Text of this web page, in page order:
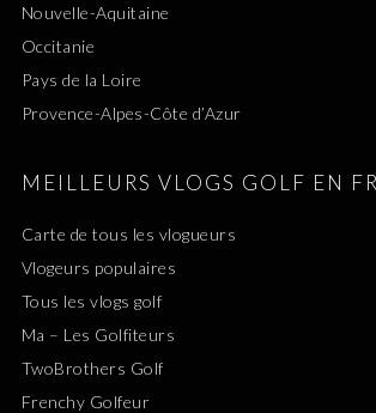
Nouvelle-Aquitaine
Occitanie
Pays de la Loire
Provence-Alpes-Côte d’Azur
MEILLEURS VLOGS GOLF EN
Carte de tous les vlogueurs
Vlogeurs populaires
Tous les vlogs golf
Ma – Les Golfiteurs
TwoBrothers Golf
Frenchy Golfeur